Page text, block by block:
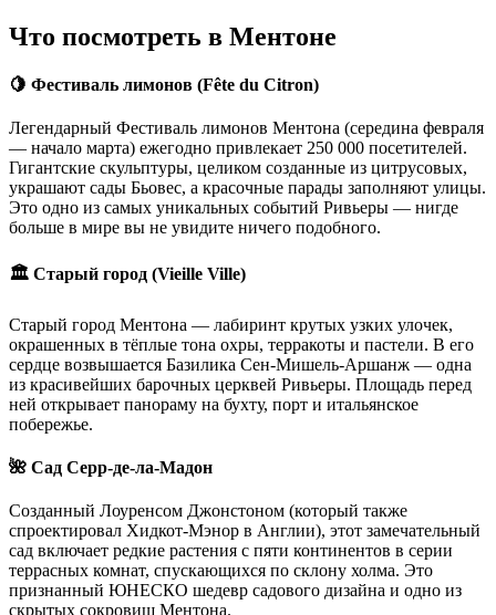
Что посмотреть в Ментоне
🍋 Фестиваль лимонов (Fête du Citron)
Легендарный Фестиваль лимонов Ментона (середина февраля
— начало марта) ежегодно привлекает 250 000 посетителей.
Гигантские скульптуры, целиком созданные из цитрусовых,
украшают сады Бьовес, а красочные парады заполняют улицы.
Это одно из самых уникальных событий Ривьеры — нигде
больше в мире вы не увидите ничего подобного.
🏛️ Старый город (Vieille Ville)
Старый город Ментона — лабиринт крутых узких улочек,
окрашенных в тёплые тона охры, терракоты и пастели. В его
сердце возвышается Базилика Сен-Мишель-Аршанж — одна
из красивейших барочных церквей Ривьеры. Площадь перед
ней открывает панораму на бухту, порт и итальянское
побережье.
🌺 Сад Серр-де-ла-Мадон
Созданный Лоуренсом Джонстоном (который также
спроектировал Хидкот-Мэнор в Англии), этот замечательный
сад включает редкие растения с пяти континентов в серии
террасных комнат, спускающихся по склону холма. Это
признанный ЮНЕСКО шедевр садового дизайна и одно из
скрытых сокровищ Ментона.